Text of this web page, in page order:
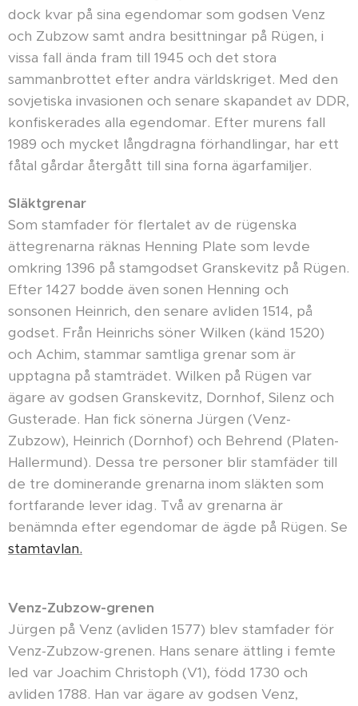
dock kvar på sina egendomar som godsen Venz
och Zubzow samt andra besittningar på Rügen, i
vissa fall ända fram till 1945 och det stora
sammanbrottet efter andra världskriget. Med den
sovjetiska invasionen och senare skapandet av DDR,
konfiskerades alla egendomar. Efter murens fall
1989 och mycket långdragna förhandlingar, har ett
fåtal gårdar återgått till sina forna ägarfamiljer.
Släktgrenar
Som stamfader för flertalet av de rügenska
ättegrenarna räknas Henning Plate som levde
omkring 1396 på stamgodset Granskevitz på Rügen.
Efter 1427 bodde även sonen Henning och
sonsonen Heinrich, den senare avliden 1514, på
godset. Från Heinrichs söner Wilken (känd 1520)
och Achim, stammar samtliga grenar som är
upptagna på stamträdet. Wilken på Rügen var
ägare av godsen Granskevitz, Dornhof, Silenz och
Gusterade. Han fick sönerna Jürgen (Venz-
Zubzow), Heinrich (Dornhof) och Behrend (Platen-
Hallermund). Dessa tre personer blir stamfäder till
de tre dominerande grenarna inom släkten som
fortfarande lever idag. Två av grenarna är
benämnda efter egendomar de ägde på Rügen. Se
stamtavlan.
Venz-Zubzow-grenen
Jürgen på Venz (avliden 1577) blev stamfader för
Venz-Zubzow-grenen. Hans senare ättling i femte
led var Joachim Christoph (V1), född 1730 och
avliden 1788. Han var ägare av godsen Venz,